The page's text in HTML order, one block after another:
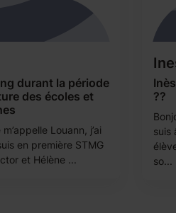
durant la période
des écoles et
Louann, j’ai
en première STMG
et Hélène ...
??
suis
so...